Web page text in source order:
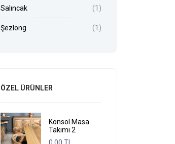
Salıncak (1)
Şezlong (1)
ÖZEL ÜRÜNLER
Konsol Masa
Takımı 2
0,00 TL